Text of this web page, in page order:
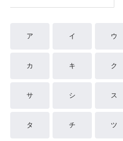
ア イ ウ
カ キ ク
サ シ ス
タ チ ツ